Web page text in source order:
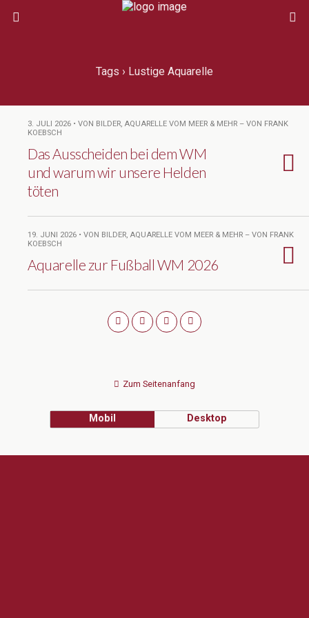
Tags › Lustige Aquarelle
3. JULI 2026 • VON BILDER, AQUARELLE VOM MEER & MEHR – VON FRANK
KOEBSCH
Das Ausscheiden bei dem WM
und warum wir unsere Helden
töten
19. JUNI 2026 • VON BILDER, AQUARELLE VOM MEER & MEHR – VON FRANK
KOEBSCH
Aquarelle zur Fußball WM 2026
Zum Seitenanfang
Mobil Desktop